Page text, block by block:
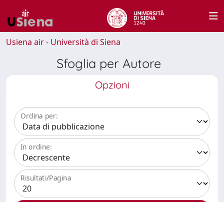
Usiena air - Università di Siena
Sfoglia per Autore
Opzioni
Ordina per:
In ordine:
Risultati/Pagina